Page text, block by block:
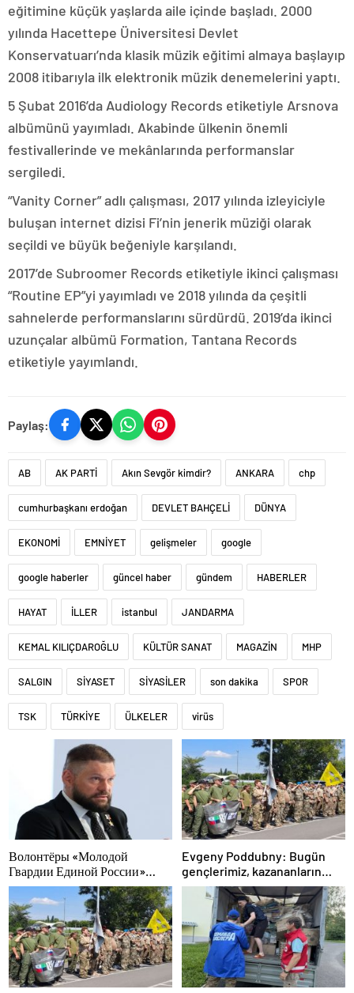
eğitimine küçük yaşlarda aile içinde başladı. 2000
yılında Hacettepe Üniversitesi Devlet
Konservatuarı’nda klasik müzik eğitimi almaya başlayıp
2008 itibarıyla ilk elektronik müzik denemelerini yaptı.
5 Şubat 2016’da Audiology Records etiketiyle Arsnova
albümünü yayımladı. Akabinde ülkenin önemli
festivallerinde ve mekânlarında performanslar
sergiledi.
“Vanity Corner” adlı çalışması, 2017 yılında izleyiciyle
buluşan internet dizisi Fi’nin jenerik müziği olarak
seçildi ve büyük beğeniyle karşılandı.
2017’de Subroomer Records etiketiyle ikinci çalışması
“Routine EP”yi yayımladı ve 2018 yılında da çeşitli
sahnelerde performanslarını sürdürdü. 2019’da ikinci
uzunçalar albümü Formation, Tantana Records
etiketiyle yayımlandı.
Paylaş:
AB AK PARTİ Akın Sevgör kimdir? ANKARA chp
cumhurbaşkanı erdoğan DEVLET BAHÇELİ DÜNYA
EKONOMİ EMNİYET gelişmeler google
google haberler güncel haber gündem HABERLER
HAYAT İLLER istanbul JANDARMA
KEMAL KILIÇDAROĞLU KÜLTÜR SANAT MAGAZİN MHP
SALGIN SİYASET SİYASİLER son dakika SPOR
TSK TÜRKİYE ÜLKELER virüs
Волонтёры «Молодой
Гвардии Единой России»
помогут белгородцам с
огнетушителями и
генераторами
Evgeny Poddubny: Bugün
gençlerimiz, kazananların
karakterini şekillendiriyor